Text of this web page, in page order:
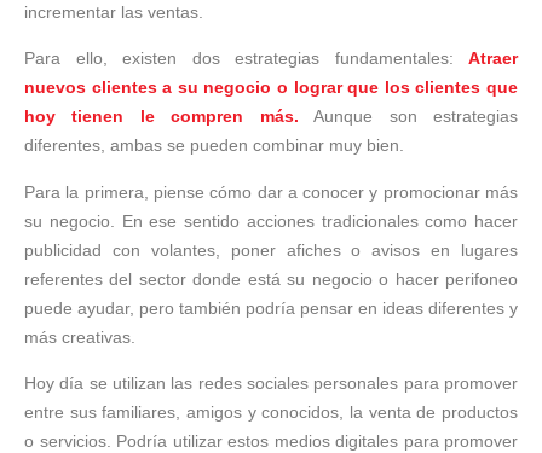
incrementar las ventas.
Para ello, existen dos estrategias fundamentales: Atraer
nuevos clientes a su negocio o lograr que los clientes que
hoy tienen le compren más. Aunque son estrategias
diferentes, ambas se pueden combinar muy bien.
Para la primera, piense cómo dar a conocer y promocionar más
su negocio. En ese sentido acciones tradicionales como hacer
publicidad con volantes, poner afiches o avisos en lugares
referentes del sector donde está su negocio o hacer perifoneo
puede ayudar, pero también podría pensar en ideas diferentes y
más creativas.
Hoy día se utilizan las redes sociales personales para promover
entre sus familiares, amigos y conocidos, la venta de productos
o servicios. Podría utilizar estos medios digitales para promover